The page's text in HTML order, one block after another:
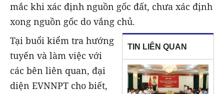
mắc khi xác định nguồn gốc đất, chưa xác định
xong nguồn gốc do vắng chủ.
TIN LIÊN QUAN
Tại buổi kiểm tra hướng
tuyến và làm việc với
các bên liên quan, đại
diện EVNNPT cho biết,